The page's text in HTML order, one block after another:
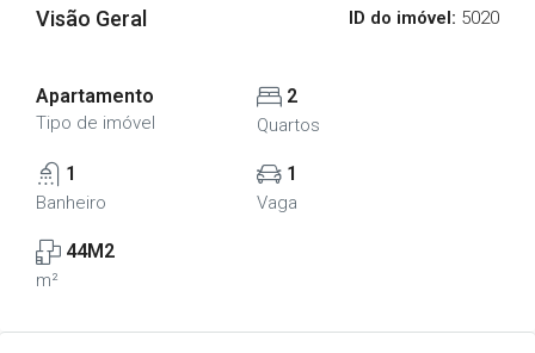
Visão Geral ID do imóvel: 5020
Apartamento
Tipo de imóvel
2
Quartos
1
Banheiro
1
Vaga
44M2
m²